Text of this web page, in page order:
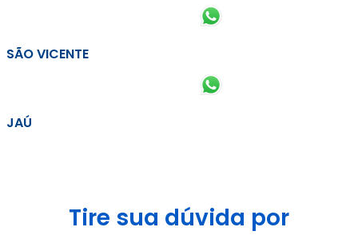
SÃO VICENTE
JAÚ
Tire sua dúvida por